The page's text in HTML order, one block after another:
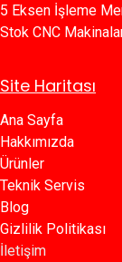
5 Eksen İşleme
Stok CNC
Site Haritası
Ana Sayfa​​
Hakkımızda
Ürünler​
Teknik Servis
Blog​​
Gizlilik Politikası​​
İletişim